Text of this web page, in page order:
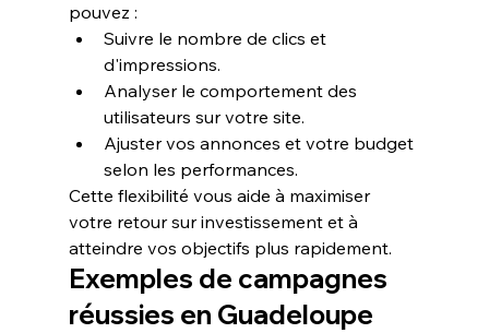
pouvez :
Suivre le nombre de clics et
d'impressions.
Analyser le comportement des
utilisateurs sur votre site.
Ajuster vos annonces et votre budget
selon les performances.
Cette flexibilité vous aide à maximiser
votre retour sur investissement et à
atteindre vos objectifs plus rapidement.
Exemples de campagnes
réussies en Guadeloupe